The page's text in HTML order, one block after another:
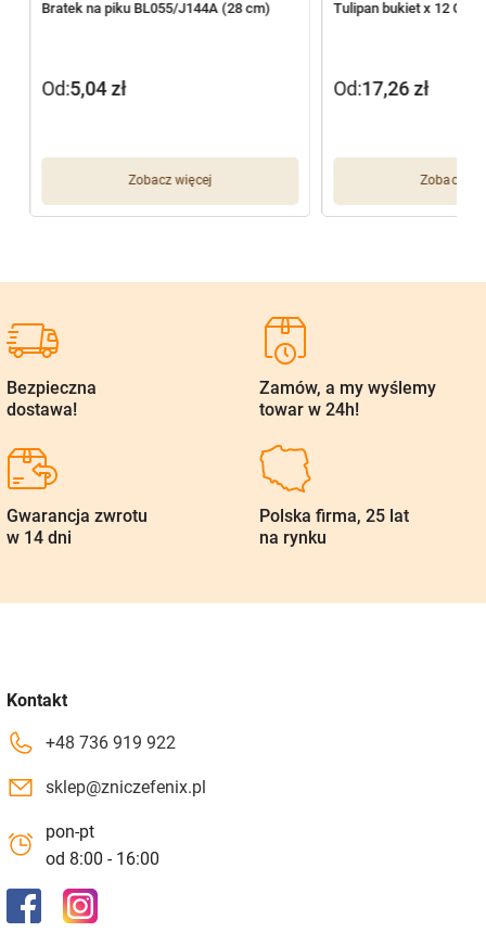
Bratek na piku BL055/J144A (28 cm)
Zobacz więcej
Od:5,04zł
Tulipan bukiet x 12
Zobacz
Od:17,26zł
Bezpieczna
dostawa!
Zamów, a my wyślemy
towar w 24h!
Gwarancja zwrotu
w 14 dni
Polska firma, 25 lat
na rynku
Kontakt
+48 736 919 922
sklep@zniczefenix.pl
pon-pt
od 8:00 - 16:00